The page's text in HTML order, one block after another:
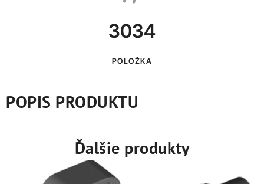
3034
POLOŽKA
POPIS PRODUKTU
Ďalšie produkty